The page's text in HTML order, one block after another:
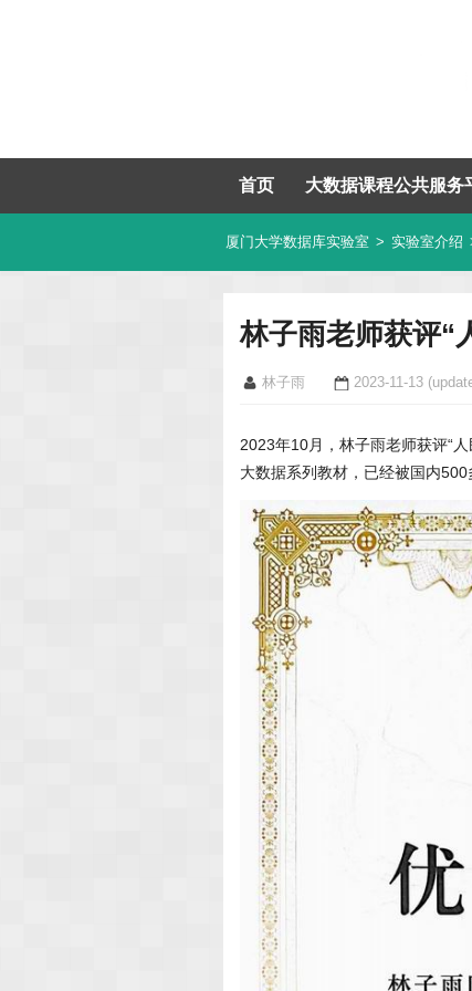
首页 大数据课程公共服务
厦门大学数据库实验室 > 实验室介绍
林子雨老师获评“
林子雨 2023-11-13
2023年10月，林子雨老师获评“
大数据系列教材，已经被国内500